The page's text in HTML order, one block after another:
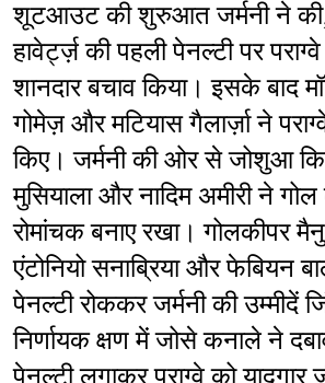
शूटआउट की शुरुआत जर्मनी ने
हावेर्ट्ज़ की पहली पेनल्टी पर
शानदार बचाव किया। इसके बाद
गोमेज़ और मटियास गैलार्ज़ा ने
किए। जर्मनी की ओर से जोशुआ
मुसियाला और नादिम अमीरी ने
रोमांचक बनाए रखा। गोलकीपर
एंटोनियो सनाब्रिया और फेबियन
पेनल्टी रोककर जर्मनी की उम्मीदें
निर्णायक क्षण में जोसे कनाले ने
पेनल्टी लगाकर पराग्वे को यादगार